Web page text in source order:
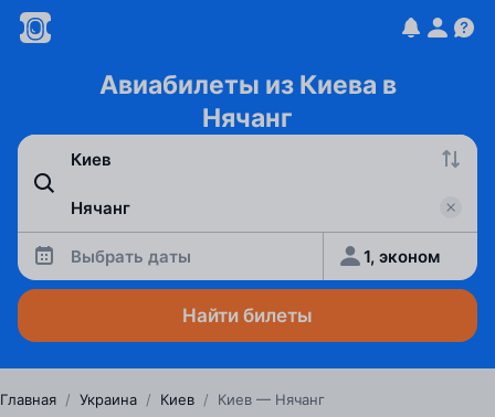
Авиабилеты из Киева в
Нячанг
Выбрать даты 1, эконом
Найти билеты
Главная / Украина / Киев / Киев — Нячанг